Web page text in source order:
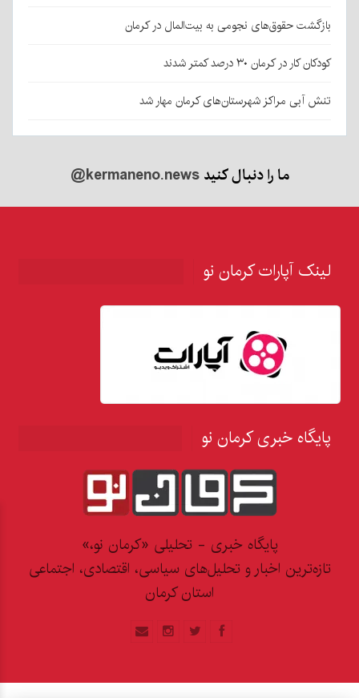
بازگشت حقوق‌های نجومی به بیت‌المال در کرمان
کودکان کار در کرمان ۳۰ درصد کمتر شدند
تنش آبی مراکز شهرستان‌های کرمان مهار شد
ما را دنبال کنید@kermaneno.news
لینک آپارات کرمان نو
پایگاه خبری کرمان نو
پایگاه خبری - تحلیلی «کرمان نو،»
تازه‌ترین اخبار و تحلیل‌های سیاسی، اقتصادی، اجتماعی
استان کرمان